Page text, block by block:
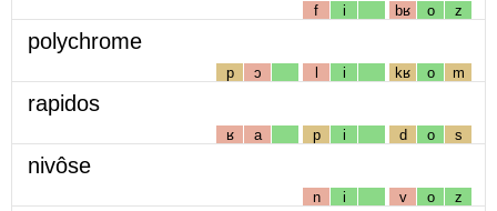
f i bʁ o z
polychrome
p ɔ l i kʁ o m
rapidos
ʁ a p i d o s
nivôse
n i v o z